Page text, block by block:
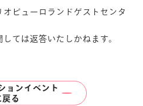
ピューロランドゲストセンタ
ては返答いたしかねます。
ョンイベント
戻る